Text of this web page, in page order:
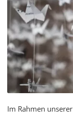
Im Rahmen